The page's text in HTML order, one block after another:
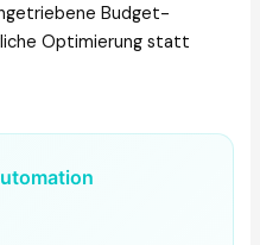
Budget-
Optimierung statt